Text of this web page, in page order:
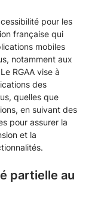
pour les
française qui
mobiles
notamment aux
RGAA vise à
des
quelles que
en suivant des
pour assurer la
et la
partielle au